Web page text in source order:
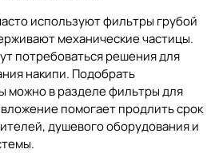
используют фильтры грубой
механические частицы.
потребоваться решения для
накипи. Подобрать
можно в разделефильтры для
помогает продлить срок
душевого оборудования и